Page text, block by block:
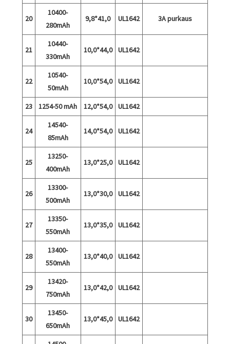
20
10400-
280mAh
9,8*41,0 UL1642 3A purkaus
21
10440-
330mAh
10,0*44,0 UL1642
22
10540-
50mAh
10,0*54,0 UL1642
23 1254-50 mAh 12,0*54,0 UL1642
24
14540-
85mAh
14,0*54,0 UL1642
25
13250-
400mAh
13,0*25,0 UL1642
26
13300-
500mAh
13,0*30,0 UL1642
27
13350-
550mAh
13,0*35,0 UL1642
28
13400-
550mAh
13,0*40,0 UL1642
29
13420-
750mAh
13,0*42,0 UL1642
30
13450-
650mAh
13,0*45,0 UL1642